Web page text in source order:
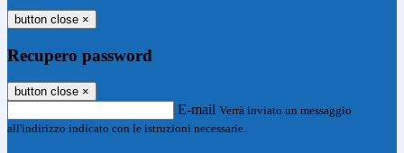
button close ×
Recupero password
button close ×
E-mail Verrà inviato un messaggio
all'indirizzo indicato con le istruzioni necessarie.